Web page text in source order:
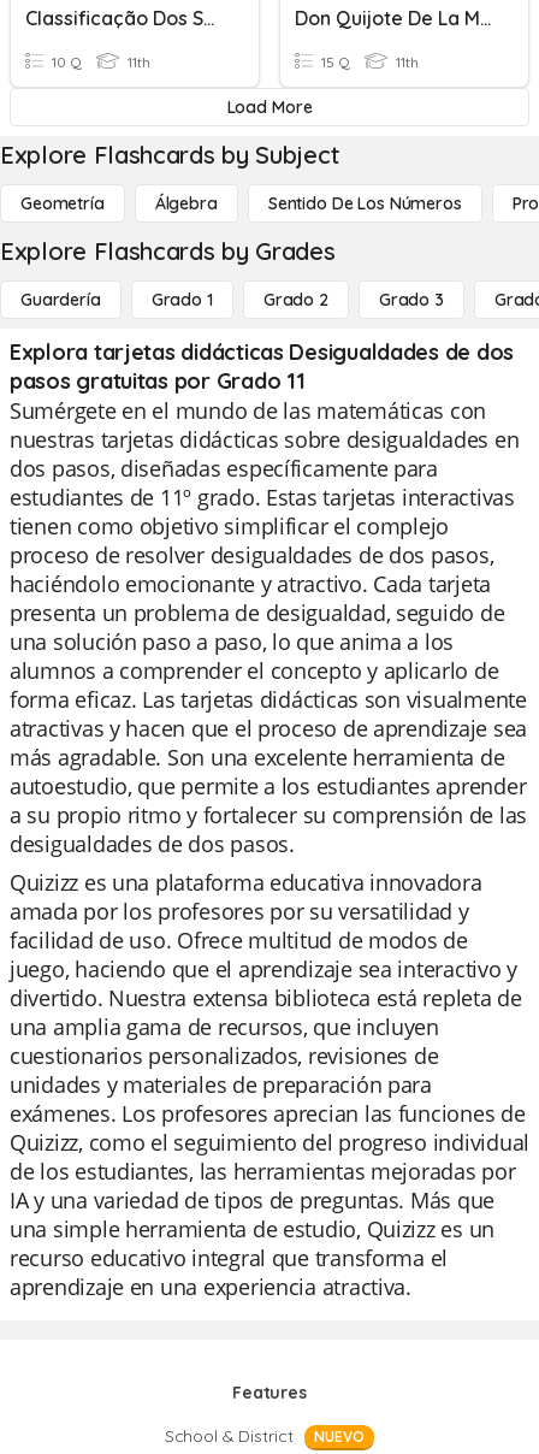
Classificação Dos Seres Vivos
10 Q 11th
Don Quijote De La Mancha I
15 Q 11th
Load More
Explore Flashcards by Subject
Geometría Álgebra Sentido De Los Números
Explore Flashcards by Grades
Guardería Grado 1 Grado 2 Grado 3
Explora tarjetas didácticas Desigualdades de dos
pasos gratuitas por Grado 11
Sumérgete en el mundo de las matemáticas con
nuestras tarjetas didácticas sobre desigualdades en
dos pasos, diseñadas específicamente para
estudiantes de 11º grado. Estas tarjetas interactivas
tienen como objetivo simplificar el complejo
proceso de resolver desigualdades de dos pasos,
haciéndolo emocionante y atractivo. Cada tarjeta
presenta un problema de desigualdad, seguido de
una solución paso a paso, lo que anima a los
alumnos a comprender el concepto y aplicarlo de
forma eficaz. Las tarjetas didácticas son visualmente
atractivas y hacen que el proceso de aprendizaje sea
más agradable. Son una excelente herramienta de
autoestudio, que permite a los estudiantes aprender
a su propio ritmo y fortalecer su comprensión de las
desigualdades de dos pasos.
Quizizz es una plataforma educativa innovadora
amada por los profesores por su versatilidad y
facilidad de uso. Ofrece multitud de modos de
juego, haciendo que el aprendizaje sea interactivo y
divertido. Nuestra extensa biblioteca está repleta de
una amplia gama de recursos, que incluyen
cuestionarios personalizados, revisiones de
unidades y materiales de preparación para
exámenes. Los profesores aprecian las funciones de
Quizizz, como el seguimiento del progreso individual
de los estudiantes, las herramientas mejoradas por
IA y una variedad de tipos de preguntas. Más que
una simple herramienta de estudio, Quizizz es un
recurso educativo integral que transforma el
aprendizaje en una experiencia atractiva.
Features
School & District
NUEVO